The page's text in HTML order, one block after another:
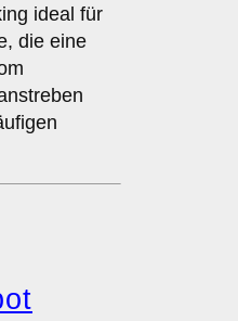
ideal für
die eine